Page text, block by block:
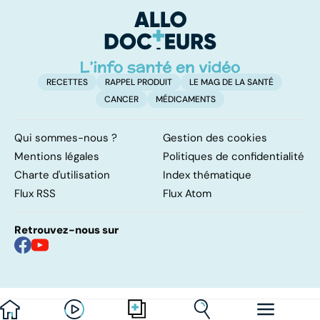
RECETTES RAPPEL PRODUIT
LE MAG DE LA SANTÉ
CANCER
MÉDICAMENTS
Qui sommes-nous ?
Gestion des cookies
Mentions légales
Politiques de confidentialité
Charte d'utilisation
Index thématique
Flux RSS
Flux Atom
Retrouvez-nous sur